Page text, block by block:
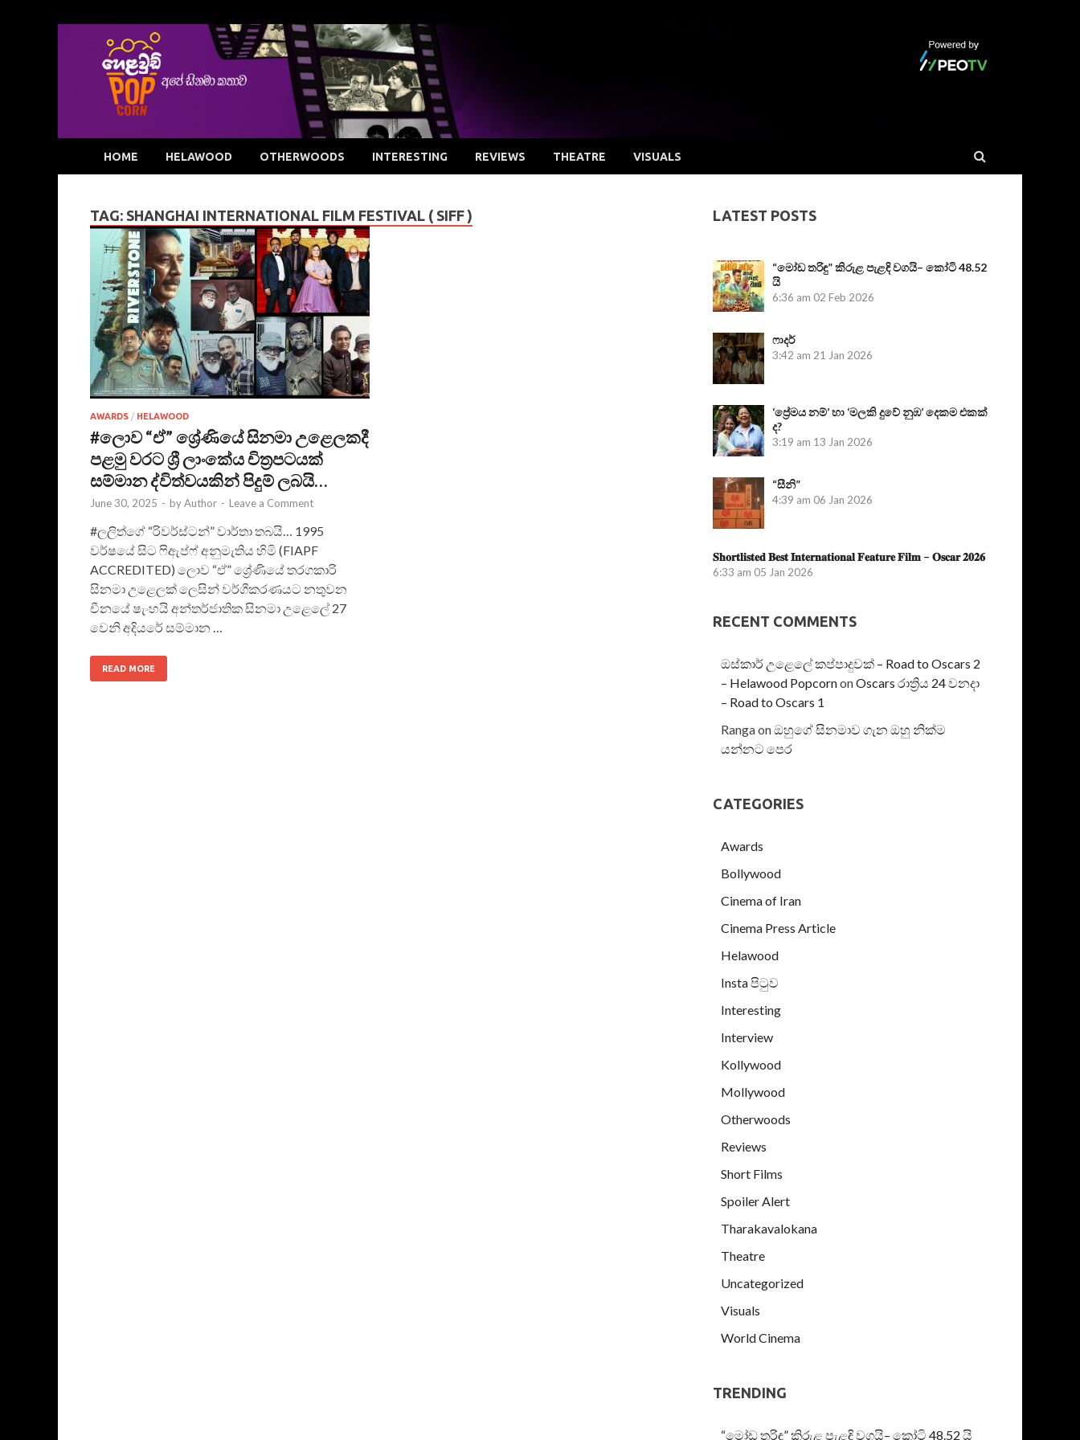
HOME HELAWOOD OTHERWOODS INTERESTING REVIEWS THEATRE VISUALS
TAG: SHANGHAI INTERNATIONAL FILM FESTIVAL ( SIFF )
AWARDS / HELAWOOD
#ලොව “ඒ” ශ්‍රේණියේ සිනමා උළෙලකදී
පළමු වරට ශ්‍රී ලාංකේය චිත්‍රපටයක්
සම්මාන ද්විත්වයකින් පිදුම් ලබයි…
June 30, 2025 - byAuthor - Leave a Comment
#ලලිත්ගේ “රිවර්ස්ටන්” වාර්තා තබයි… 1995
වර්ෂයේ සිට ෆිඇප්ෆ් අනුමැතිය හිමි (FIAPF
ACCREDITED) ලොව “ඒ” ශ්‍රේණියේ තරගකාරි
සිනමා උළෙලක් ලෙසින් වර්ගීකරණයට නතුවන
චීනයේ ෂැංහයි අන්තර්ජාතික සිනමා උළෙලේ 27
වෙනි අදියරේ සම්මාන …
READ MORE
LATEST POSTS
“මෝඩ තරිඳු” කිරුළ පැළඳි වගයි– කෝටි 48.52
යි
6:36 am 02 Feb 2026
ෆාදර්
3:42 am 21 Jan 2026
‘ප්‍රේමය නම්’ හා ‘මලකි දුවේ නුඹ’ දෙකම එකක්
ද?
3:19 am 13 Jan 2026
“සීනි”
4:39 am 06 Jan 2026
𝐒𝐡𝐨𝐫𝐭𝐥𝐢𝐬𝐭𝐞𝐝 𝐁𝐞𝐬𝐭 𝐈𝐧𝐭𝐞𝐫𝐧𝐚𝐭𝐢𝐨𝐧𝐚𝐥 𝐅𝐞𝐚𝐭𝐮𝐫𝐞 𝐅𝐢𝐥𝐦 – 𝐎𝐬𝐜𝐚𝐫 𝟐𝟎𝟐𝟔
6:33 am 05 Jan 2026
RECENT COMMENTS
ඔස්කාර් උළෙලේ කප්පාදුවක් – Road to Oscars 2
– Helawood PopcornonOscars රාත්‍රිය 24 වනදා
– Road to Oscars 1
Rangaonඔහුගේ සිනමාව ගැන ඔහු නික්ම
යන්නට පෙර
CATEGORIES
Awards
Bollywood
Cinema of Iran
Cinema Press Article
Helawood
Insta පිටුව
Interesting
Interview
Kollywood
Mollywood
Otherwoods
Reviews
Short Films
Spoiler Alert
Tharakavalokana
Theatre
Uncategorized
Visuals
World Cinema
TRENDING
“මෝඩ තරිඳු” කිරුළ පැළඳි වගයි– කෝටි 48.52 යි